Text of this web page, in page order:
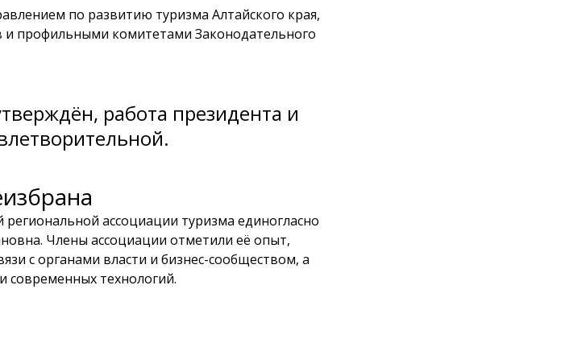
по развитию туризма Алтайского края,
профильными комитетами Законодательного
работа президента и
ассоциации туризма единогласно
Члены ассоциации отметили её опыт,
с органами власти и бизнес-сообществом, а
современных технологий.